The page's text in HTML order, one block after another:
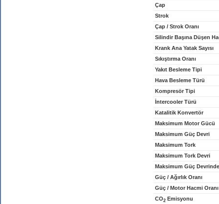
Çap
Strok
Çap / Strok Oranı
Silindir Başına Düşen
Krank Ana Yatak Sayısı
Sıkıştırma Oranı
Yakıt Besleme Tipi
Hava Besleme Türü
Kompresör Tipi
İntercooler Türü
Katalitik Konvertör
Maksimum Motor Gücü
Maksimum Güç Devri
Maksimum Tork
Maksimum Tork Devri
Maksimum Güç
Güç / Ağırlık Oranı
Güç / Motor Hacmi Oranı
CO2 Emisyonu